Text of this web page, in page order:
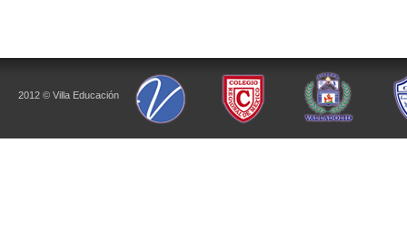
2012 © Villa Educación